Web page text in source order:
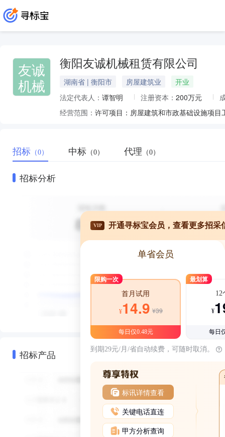
友诚
机械
衡阳友诚机械租赁有限公司
湖南省 | 衡阳市 房屋建筑业
开业
法定代表人： 谭智明 注册资本： 200万元
经营范围：
招标 （0） 中标 （0） 代理 （0）
招标分析
招标产品
VIP 开通寻标宝会员，查看更多招采
单省会员
限购一次
首月试用
¥14.9 ¥39
每日仅0.48元
最划算
12
¥
每日
到期29元/月/省自动续费，可随时取消。
标讯详情查看
关键电话直连
甲方分析查询